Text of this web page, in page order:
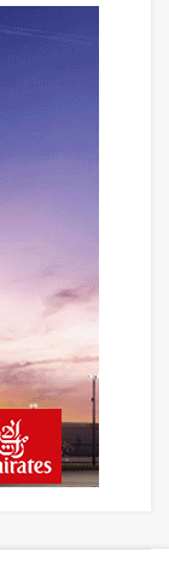
Yeni